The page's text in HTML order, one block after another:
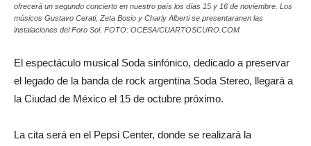
ofrecerá un segundo concierto en nuestro país los días 15 y 16 de noviembre. Los
músicos Gustavo Cerati, Zeta Bosio y Charly Alberti se presentaranen las
instalaciones del Foro Sol. FOTO: OCESA/CUARTOSCURO.COM
El espectáculo musical Soda sinfónico, dedicado a preservar
el legado de la banda de rock argentina Soda Stereo, llegará a
la Ciudad de México el 15 de octubre próximo.
La cita será en el Pepsi Center, donde se realizará la